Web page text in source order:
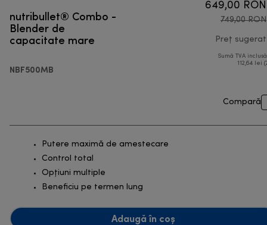
nutribullet® Combo -
Blender de
capacitate mare
NBF500MB
649,00 RON
749,00 RON
Preț sugerat
Sumă TVA
112,64 lei
Compară
Putere maximă de amestecare
Control total
Opțiuni multiple
Beneficiu pe termen lung
Adaugă în coș